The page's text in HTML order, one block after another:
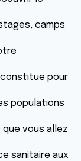
camps
pour
populations
vous allez
sanitaire aux